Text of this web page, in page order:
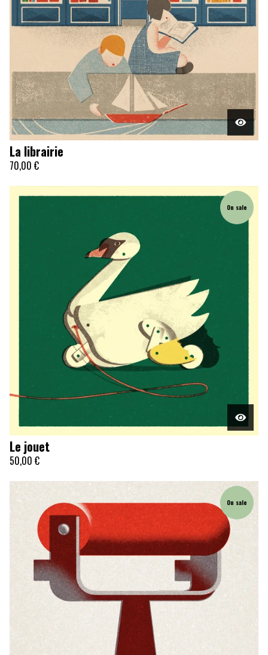
La librairie
70,00 €
On sale
Le jouet
50,00 €
On sale